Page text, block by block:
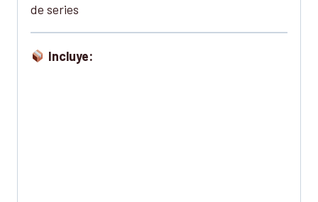
de series
Incluye: